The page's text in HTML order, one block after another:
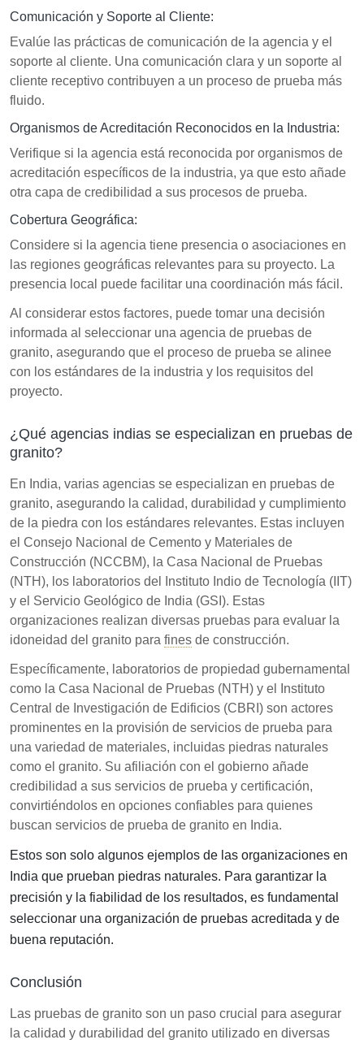
Comunicación y Soporte al Cliente:
Evalúe las prácticas de comunicación de la agencia y el
soporte al cliente. Una comunicación clara y un soporte al
cliente receptivo contribuyen a un proceso de prueba más
fluido.
Organismos de Acreditación Reconocidos en la Industria:
Verifique si la agencia está reconocida por organismos de
acreditación específicos de la industria, ya que esto añade
otra capa de credibilidad a sus procesos de prueba.
Cobertura Geográfica:
Considere si la agencia tiene presencia o asociaciones en
las regiones geográficas relevantes para su proyecto. La
presencia local puede facilitar una coordinación más fácil.
Al considerar estos factores, puede tomar una decisión
informada al seleccionar una agencia de pruebas de
granito, asegurando que el proceso de prueba se alinee
con los estándares de la industria y los requisitos del
proyecto.
¿Qué agencias indias se especializan en pruebas de
granito?
En India, varias agencias se especializan en pruebas de
granito, asegurando la calidad, durabilidad y cumplimiento
de la piedra con los estándares relevantes. Estas incluyen
el Consejo Nacional de Cemento y Materiales de
Construcción (NCCBM), la Casa Nacional de Pruebas
(NTH), los laboratorios del Instituto Indio de Tecnología (IIT)
y el Servicio Geológico de India (GSI). Estas
organizaciones realizan diversas pruebas para evaluar la
idoneidad del granito para fines de construcción.
Específicamente, laboratorios de propiedad gubernamental
como la Casa Nacional de Pruebas (NTH) y el Instituto
Central de Investigación de Edificios (CBRI) son actores
prominentes en la provisión de servicios de prueba para
una variedad de materiales, incluidas piedras naturales
como el granito. Su afiliación con el gobierno añade
credibilidad a sus servicios de prueba y certificación,
convirtiéndolos en opciones confiables para quienes
buscan servicios de prueba de granito en India.
Estos son solo algunos ejemplos de las organizaciones en
India que prueban piedras naturales. Para garantizar la
precisión y la fiabilidad de los resultados, es fundamental
seleccionar una organización de pruebas acreditada y de
buena reputación.
Conclusión
Las pruebas de granito son un paso crucial para asegurar
la calidad y durabilidad del granito utilizado en diversas